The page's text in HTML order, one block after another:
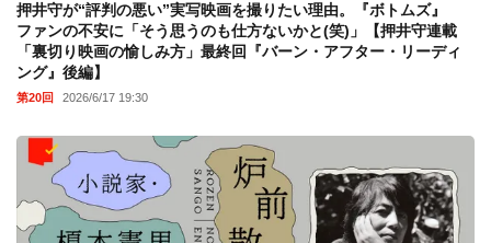
押井守が“評判の悪い”実写映画を撮りたい理由。『ボトムズ』
ファンの不安に「そう思うのも仕方ないかと(笑)」【押井守連載
「裏切り映画の愉しみ方」最終回『バーン・アフター・リーディ
ング』後編】
第20回 2026/6/17 19:30